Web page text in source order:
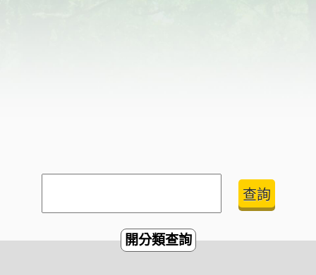
開分類查詢